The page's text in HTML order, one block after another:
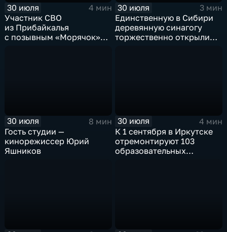
30 июля
4 мин
Участник СВО
из Прибайкалья
с позывным «Морячок»
30 июля
3 мин
Единственную в Сибири
деревянную синагогу
торжественно открыли
30 июля
8 мин
Гость студии —
кинорежиссер Юрий
Яшников
30 июля
4 мин
К 1 сентября в Иркутске
отремонтируют 103
образовательных